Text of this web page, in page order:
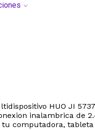
HUO JI
inalambrica de
computadora,